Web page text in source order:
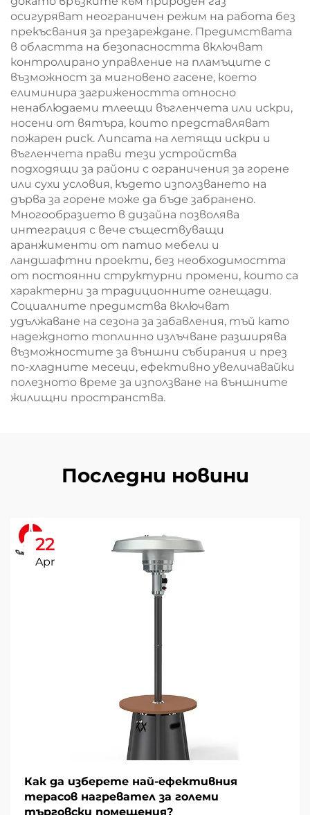
осигуряват неограничен режим на работа без
прекъсвания за презареждане. Предимствата
в областта на безопасността включват
контролирано управление на пламъците с
възможност за мигновено гасене, което
елиминира загрижеността относно
ненаблюдаеми тлеещи въгленчета или искри,
носени от вятъра, които представляват
пожарен риск. Липсата на летящи искри и
въгленчета прави тези устройства
подходящи за райони с ограничения за горене
или сухи условия, където използването на
дърва за горене може да бъде забранено.
Многообразието в дизайна позволява
интеграция с вече съществуващи
аранжименти от патио мебели и
ландшафтни проекти, без необходимостта
от постоянни структурни промени, които са
характерни за традиционните огнещади.
Социалните предимства включват
удължаване на сезона за забавления, тъй като
надеждното топлинно излъчване разширява
възможностите за външни събирания и през
по-хладните месеци, ефективно увеличавайки
полезното време за използване на външните
жилищни пространства.
Последни новини
22
Apr
Как да изберете най-ефективния
терасов нагревател за големи
търговски помещения?